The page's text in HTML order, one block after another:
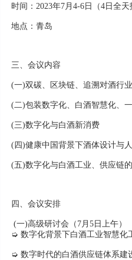
时间：2023年7月4-6日（4日全天
地点：青岛
三、会议内容
(一)双碳、区块链、追溯对酒行
(二)包装数字化、白酒智慧化、
(三)数字化与白酒新消费
(四)健康中国背景下酒体设计与
(五)数字化与白酒工业、供应链
四、会议安排
(一)高级研讨会（7月5日上午）
➭ 数字化背景下白酒工业智慧化
➭ 数字时代的白酒供应链体系建